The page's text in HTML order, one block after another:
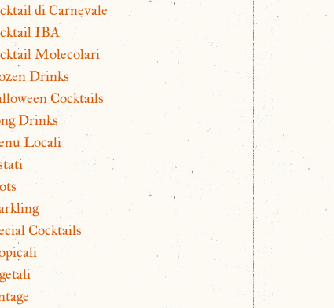
di Carnevale
IBA
Molecolari
Drinks
Cocktails
Drinks
Locali
Cocktails